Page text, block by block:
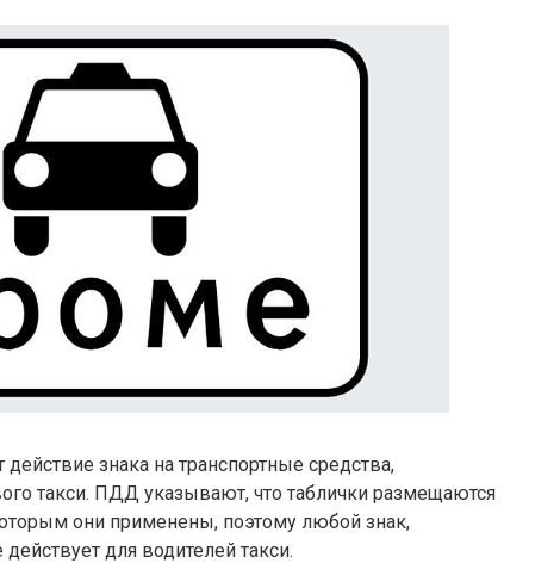
действие знака на транспортные средства,
такси. ПДД указывают, что таблички размещаются
они применены, поэтому любой знак,
для водителей такси.